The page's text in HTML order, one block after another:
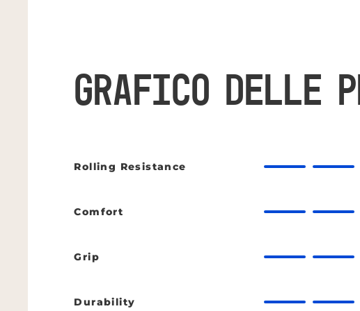
GRAFICO DELLE
Rolling Resistance
Comfort
Grip
Durability